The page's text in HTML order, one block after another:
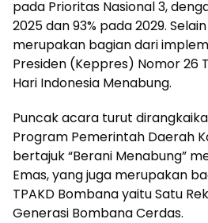
pada Prioritas Nasional 3,
2025 dan 93% pada 2029.
merupakan bagian dari
Presiden (Keppres) Nomor 26
Hari Indonesia Menabung.
Puncak acara turut
Program Pemerintah Daerah
bertajuk “Berani Menabung”
Emas, yang juga merupakan
TPAKD Bombana yaitu Satu
Generasi Bombana Cerdas.